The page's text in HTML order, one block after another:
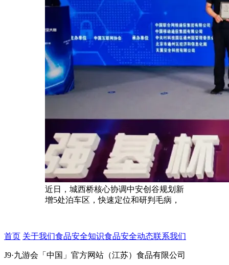
近日，城西桥核心协调中安创谷规划新
增5处泊车区，快速定位和研判毛病，
首页 关于我们食品安全知识食品安全动态联系我们
J9·九游会「中国」官方网站（江苏）食品有限公司